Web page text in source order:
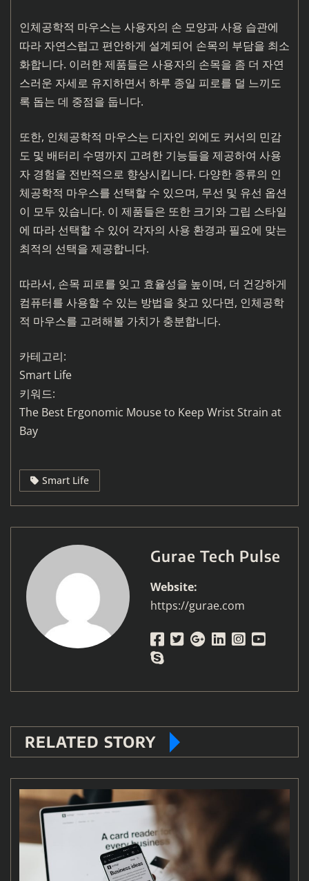
인체공학적 마우스는 사용자의 손 모양과 사용 습관에
따라 자연스럽고 편안하게 설계되어 손목의 부담을 최소
화합니다. 이러한 제품들은 사용자의 손목을 좀 더 자연
스러운 자세로 유지하면서 하루 종일 피로를 덜 느끼도
록 돕는 데 중점을 둡니다.
또한, 인체공학적 마우스는 디자인 외에도 커서의 민감
도 및 배터리 수명까지 고려한 기능들을 제공하여 사용
자 경험을 전반적으로 향상시킵니다. 다양한 종류의 인
체공학적 마우스를 선택할 수 있으며, 무선 및 유선 옵션
이 모두 있습니다. 이 제품들은 또한 크기와 그립 스타일
에 따라 선택할 수 있어 각자의 사용 환경과 필요에 맞는
최적의 선택을 제공합니다.
따라서, 손목 피로를 잊고 효율성을 높이며, 더 건강하게
컴퓨터를 사용할 수 있는 방법을 찾고 있다면, 인체공학
적 마우스를 고려해볼 가치가 충분합니다.
카테고리:
Smart Life
키워드:
The Best Ergonomic Mouse to Keep Wrist Strain at
Bay
Smart Life
Gurae Tech Pulse
Website:
https://gurae.com
RELATED STORY